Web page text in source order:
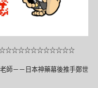
師－－日本神藥幕後推手鄭世